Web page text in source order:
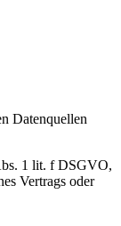
Datenquellen
1 lit. f DSGVO,
Vertrags oder